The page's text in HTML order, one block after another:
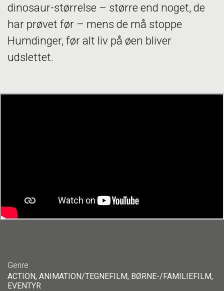
dinosaur-størrelse – større end noget, de
har prøvet før – mens de må stoppe
Humdinger, før alt liv på øen bliver
udslettet.
Genre
ACTION, ANIMATION/TEGNEFILM, BØRNE-/FAMILIEFILM,
EVENTYR